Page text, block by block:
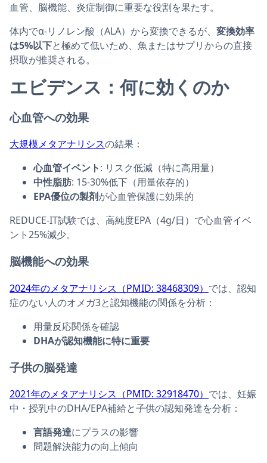
血管、脳機能、炎症制御に重要な役割を果たす。
体内でα-リノレン酸（ALA）から変換できるが、 変換効率
は5%以下と極めて低いため、魚またはサプリからの直接
摂取が推奨される。
エビデンス：何に効くのか
心血管への効果
大規模メタアナリシスの結果：
心血管イベント: リスク低減（特に高用量）
中性脂肪: 15-30%低下（用量依存的）
EPA優位の製剤が心血管保護に効果的
REDUCE-IT試験では、高純度EPA（4g/日）で心血管イベ
ント25%減少。
脳機能への効果
2024年のメタアナリシス（PMID: 38468309） では、認知
症のない人のオメガ3と認知機能の関係を分析：
用量反応関係を確認
DHAが認知機能に特に重要
子供の脳発達
2021年のメタアナリシス（PMID: 32918470） では、妊娠
中・授乳中のDHA/EPA補給と子供の認知発達を分析：
言語発達にプラスの影響
問題解決能力の向上傾向